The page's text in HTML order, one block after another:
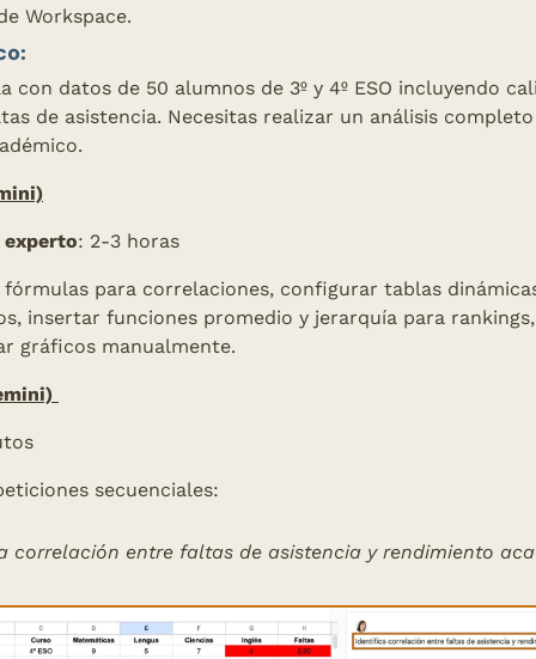
Workspace.
con datos de 50 alumnos de 3º y 4º ESO incluyendo
de asistencia. Necesitas realizar un análisis
: 2-3 horas
fórmulas para correlaciones, configurar tablas
insertar funciones promedio y jerarquía para
gráficos manualmente.
secuenciales:
correlación entre faltas de asistencia y rendimiento